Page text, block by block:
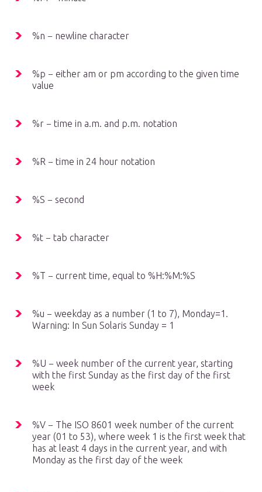
%n − newline character
%p − either am or pm according to the given time
value
%r − time in a.m. and p.m. notation
%R − time in 24 hour notation
%S − second
%t − tab character
%T − current time, equal to %H:%M:%S
%u − weekday as a number (1 to 7), Monday=1.
Warning: In Sun Solaris Sunday = 1
%U − week number of the current year, starting
with the first Sunday as the first day of the first
week
%V − The ISO 8601 week number of the current
year (01 to 53), where week 1 is the first week that
has at least 4 days in the current year, and with
Monday as the first day of the week